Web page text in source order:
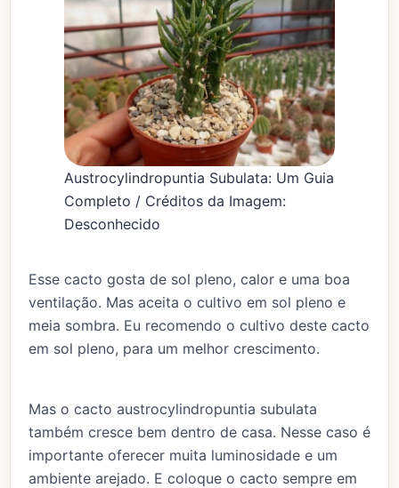
Austrocylindropuntia Subulata: Um Guia
Completo / Créditos da Imagem:
Desconhecido
Esse cacto gosta de sol pleno, calor e uma boa
ventilação. Mas aceita o cultivo em sol pleno e
meia sombra. Eu recomendo o cultivo deste cacto
em sol pleno, para um melhor crescimento.
Mas o cacto austrocylindropuntia subulata
também cresce bem dentro de casa. Nesse caso é
importante oferecer muita luminosidade e um
ambiente arejado. E coloque o cacto sempre em